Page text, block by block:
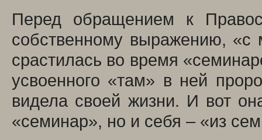
Перед обращением к
собственному выражению,
срастилась во время
усвоенного «там» в ней
видела своей жизни. И вот
«семинар», но и себя – «из